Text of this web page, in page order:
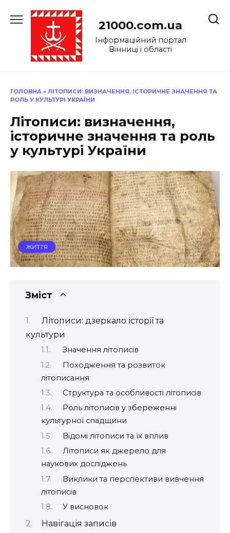
до
21000.com.ua
Інформаційний портал
Вінниці і області
ГОЛОВНА » ЛІТОПИСИ: ВИЗНАЧЕННЯ, ІСТОРИЧНЕ ЗНАЧЕННЯ ТА
РОЛЬ У КУЛЬТУРІ УКРАЇНИ
Літописи: визначення,
історичне значення та роль
у культурі України
ЖИТТЯ
Зміст
Літописи: дзеркало історії та
культури
Значення літописів
Походження та розвиток
літописання
Структура та особливості літописів
Роль літописів у збереженні
культурної спадщини
Відомі літописи та їх вплив
Літописи як джерело для
наукових досліджень
Виклики та перспективи вивчення
літописів
У висновок
Навігація записів